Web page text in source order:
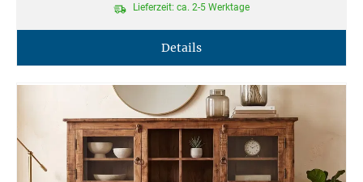
Lieferzeit: ca. 2-5 Werktage
Details